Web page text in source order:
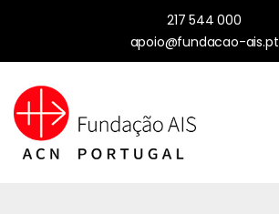
217 544 000
apoio@fundacao-ais.pt